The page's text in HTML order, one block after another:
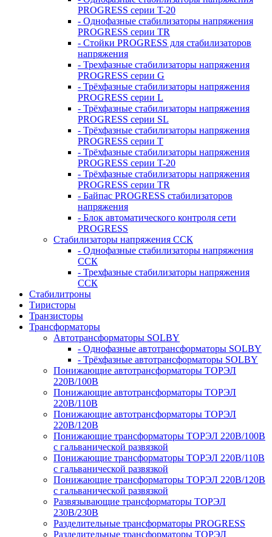
PROGRESS серии T-20
- Однофазные стабилизаторы напряжения
PROGRESS серии TR
- Стойки PROGRESS для стабилизаторов
напряжения
- Трехфазные стабилизаторы напряжения
PROGRESS серии G
- Трёхфазные стабилизаторы напряжения
PROGRESS серии L
- Трёхфазные стабилизаторы напряжения
PROGRESS серии SL
- Трёхфазные стабилизаторы напряжения
PROGRESS серии T
- Трёхфазные стабилизаторы напряжения
PROGRESS серии T-20
- Трёхфазные стабилизаторы напряжения
PROGRESS серии TR
- Байпас PROGRESS стабилизаторов
напряжения
- Блок автоматического контроля сети
PROGRESS
Стабилизаторы напряжения ССК
- Однофазные стабилизаторы напряжения
ССК
- Трехфазные стабилизаторы напряжения
ССК
Стабилитроны
Тиристоры
Транзисторы
Трансформаторы
Автотрансформаторы SOLBY
- Однофазные автотрансформаторы SOLBY
- Трёхфазные автотрансформаторы SOLBY
Понижающие автотрансформаторы ТОРЭЛ
220В/100В
Понижающие автотрансформаторы ТОРЭЛ
220В/110В
Понижающие автотрансформаторы ТОРЭЛ
220В/120В
Понижающие трансформаторы ТОРЭЛ 220В/100В
с гальванической развязкой
Понижающие трансформаторы ТОРЭЛ 220В/110В
с гальванической развязкой
Понижающие трансформаторы ТОРЭЛ 220В/120В
с гальванической развязкой
Развязывающие трансформаторы ТОРЭЛ
230В/230В
Разделительные трансформаторы PROGRESS
Разделительные трансформаторы ТОРЭЛ